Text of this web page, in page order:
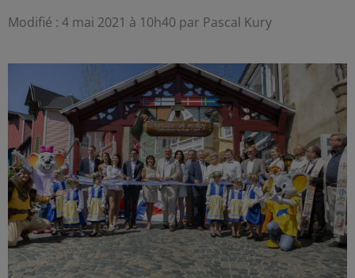
Modifié : 4 mai 2021 à 10h40 par Pascal Kury